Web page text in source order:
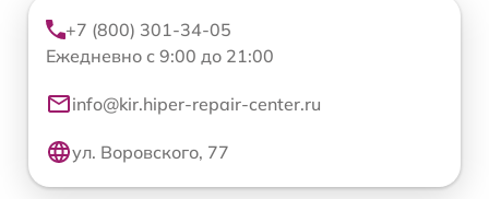
+7 (800) 301-34-05
Ежедневно с 9:00 до 21:00
info@kir.hiper-repair-center.ru
ул. Воровского, 77